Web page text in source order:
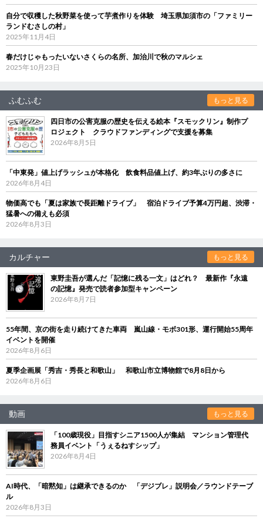
自分で収穫した秋野菜を使って芋煮作りを体験 埼玉県加須市の「ファミリー
ランドむさしの村」
2025年11月4日
春だけじゃもったいないさくらの名所、加治川で秋のマルシェ
2025年10月23日
ふむふむ もっと見る
四日市の公害克服の歴史を伝える絵本『スモックリン』制作プ
ロジェクト クラウドファンディングで支援を募集
2026年8月5日
「中東発」値上げラッシュが本格化 飲食料品値上げ、約3年ぶりの多さに
2026年8月4日
物価高でも「夏は家族で長距離ドライブ」 宿泊ドライブ予算4万円超、渋滞・
猛暑への備えも必須
2026年8月3日
カルチャー もっと見る
東野圭吾が選んだ「記憶に残る一文」はどれ？ 最新作『永遠
の記憶』発売で読者参加型キャンペーン
2026年8月7日
55年間、京の街を走り続けてきた車両 嵐山線・モボ301形、運行開始55周年
イベントを開催
2026年8月6日
夏季企画展「秀吉・秀長と和歌山」 和歌山市立博物館で8月8日から
2026年8月6日
動画 もっと見る
「100歳現役」目指すシニア1500人が集結 マンション管理代
務員イベント「うぇるねすシップ」
2026年8月4日
AI時代、「暗黙知」は継承できるのか 「デジブレ」説明会／ラウンドテーブ
ル
2026年8月3日